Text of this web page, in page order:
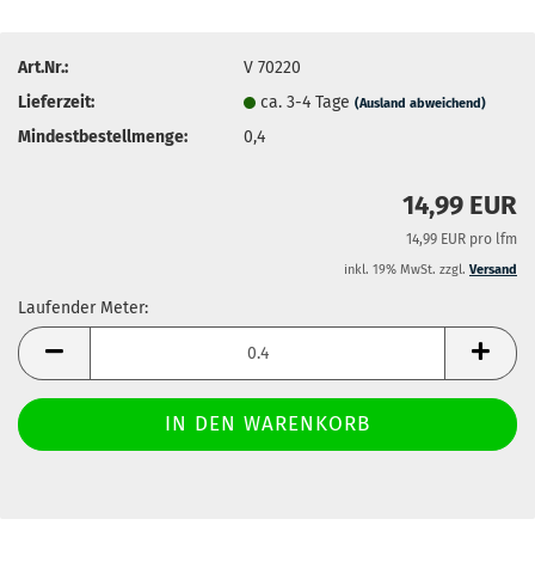
Art.Nr.:
V 70220
Lieferzeit:
ca. 3-4 Tage(Ausland abweichend)
Mindestbestellmenge: 0,4
14,99 EUR
14,99 EUR pro lfm
inkl. 19% MwSt. zzgl. Versand
Laufender Meter:
Laufender
Meter